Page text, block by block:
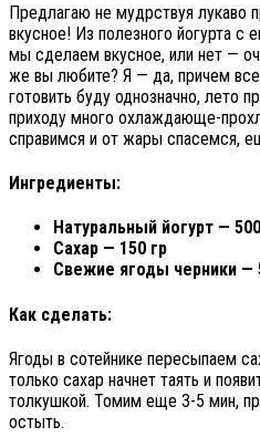
Предлагаю не мудрствуя лукаво
вкусное! Из полезного йогурта с
мы сделаем вкусное, или нет —
же вы любите? Я — да, причем все
готовить буду однозначно, лето
приходу много охлаждающе-
справимся и от жары спасемся,
Ингредиенты:
Натуральный йогурт —
Сахар — 150 гр
Свежие ягоды черники —
Как сделать:
Ягоды в сотейнике пересыпаем
только сахар начнет таять и
толкушкой. Томим еще 3-5 мин,
остыть.